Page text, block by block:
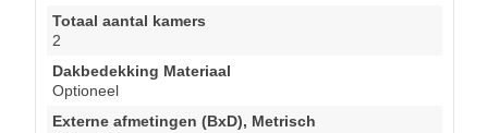
Totaal aantal kamers
2
Dakbedekking Materiaal
Optioneel
Externe afmetingen (BxD), Metrisch